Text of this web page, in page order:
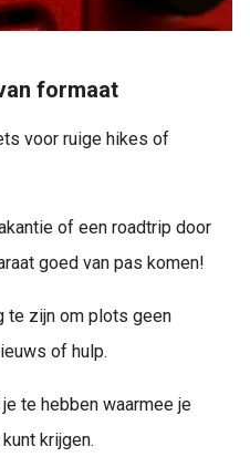
formaat
voor ruige hikes of
of een roadtrip door
goed van pas komen!
te zijn om plots geen
of hulp.
te hebben waarmee je
krijgen.